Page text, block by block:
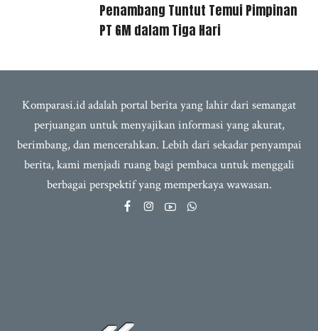
Penambang Tuntut Temui Pimpinan
PT GM dalam Tiga Hari
Komparasi.id adalah portal berita yang lahir dari semangat
perjuangan untuk menyajikan informasi yang akurat,
berimbang, dan mencerahkan. Lebih dari sekadar penyampai
berita, kami menjadi ruang bagi pembaca untuk menggali
berbagai perspektif yang memperkaya wawasan.